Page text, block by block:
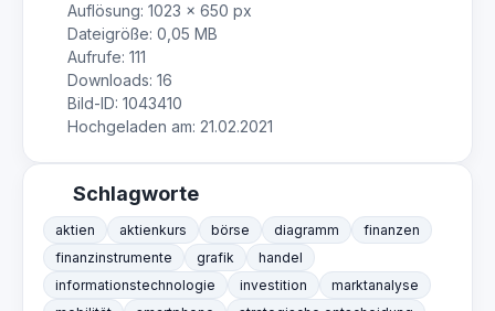
Auflösung: 1023 × 650 px
Dateigröße: 0,05 MB
Aufrufe: 111
Downloads: 16
Bild-ID: 1043410
Hochgeladen am: 21.02.2021
Schlagworte
aktien aktienkurs börse diagramm
finanzen
finanzinstrumente
grafik
handel
informationstechnologie
investition
marktanalyse